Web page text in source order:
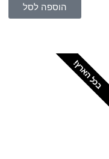
הוספה לסל
הארץ!